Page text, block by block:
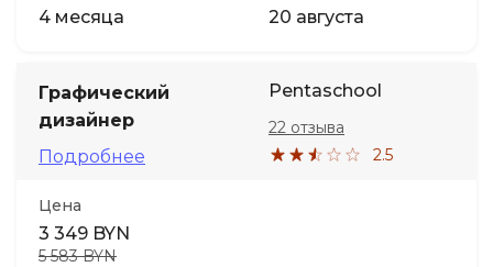
4 месяца 20 августа
Графический
дизайнер
Подробнее
Pentaschool
2.5
22 отзыва
Цена
3 349 BYN
5 583 BYN